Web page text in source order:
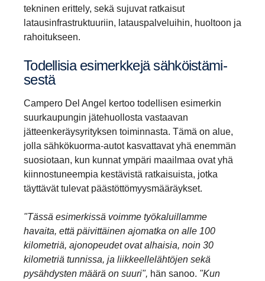
tekninen erittely, sekä sujuvat ratkaisut
latausinfrastruktuuriin, latauspalveluihin, huoltoon ja
rahoitukseen.
Todel­lisia esimerk­kejä sähköis­tä­mi­
sestä
Campero Del Angel kertoo todellisen esimerkin
suurkaupungin jätehuollosta vastaavan
jätteenkeräysyrityksen toiminnasta. Tämä on alue,
jolla sähkökuorma-autot kasvattavat yhä enemmän
suosiotaan, kun kunnat ympäri maailmaa ovat yhä
kiinnostuneempia kestävistä ratkaisuista, jotka
täyttävät tulevat päästöttömyysmääräykset.
"Tässä esimerkissä voimme työkaluillamme
havaita, että päivittäinen ajomatka on alle 100
kilometriä, ajonopeudet ovat alhaisia, noin 30
kilometriä tunnissa, ja liikkeellelähtöjen sekä
pysähdysten määrä on suuri", hän sanoo. "Kun